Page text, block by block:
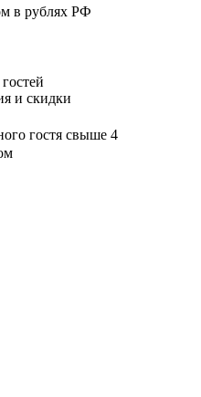
в рублях РФ
и скидки
гостя свыше 4